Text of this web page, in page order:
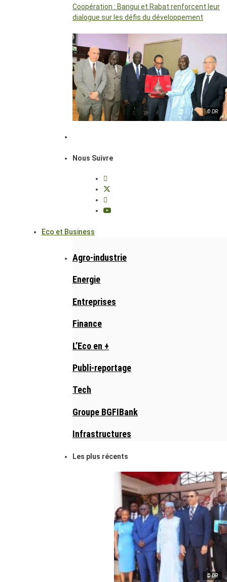
Coopération : Bangui et Rabat renforcent leur
dialogue sur les défis du développement
© DR
Nous Suivre
Eco et Business
Agro-industrie
Energie
Entreprises
Finance
L’Eco en +
Publi-reportage
Tech
Groupe BGFIBank
Infrastructures
Les plus récents
© DR